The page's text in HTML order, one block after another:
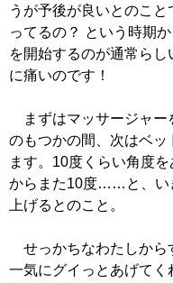
うが予後が良いとのこ
ってるの？ という時期
を開始するのが通常ら
に痛いのです！
まずはマッサージャー
のもつかの間、次はベッ
ます。10度くらい角度
からまた10度……と、い
上げるとのこと。
せっかちなわたしから
一気にグイっとあげてく